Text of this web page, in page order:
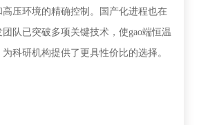
压环境的精确控制。国产化进程也在
队已突破多项关键技术，使gao端恒温
科研机构提供了更具性价比的选择。